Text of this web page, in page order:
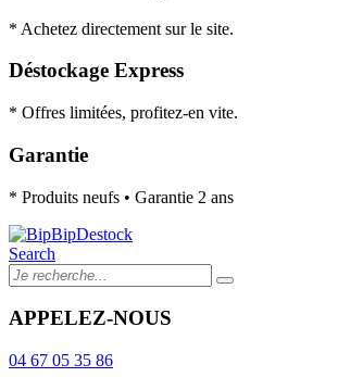
* Achetez directement sur le site.
Déstockage Express
* Offres limitées, profitez-en vite.
Garantie
* Produits neufs • Garantie 2 ans
Search
APPELEZ-NOUS
04 67 05 35 86